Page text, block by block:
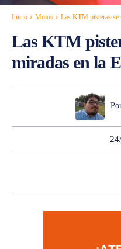
Inicio Motos Las KTM pisteras se
Las KTM
miradas en la